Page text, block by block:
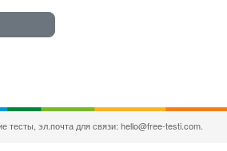
тесты, эл.почта для связи: hello@free-testi.com.